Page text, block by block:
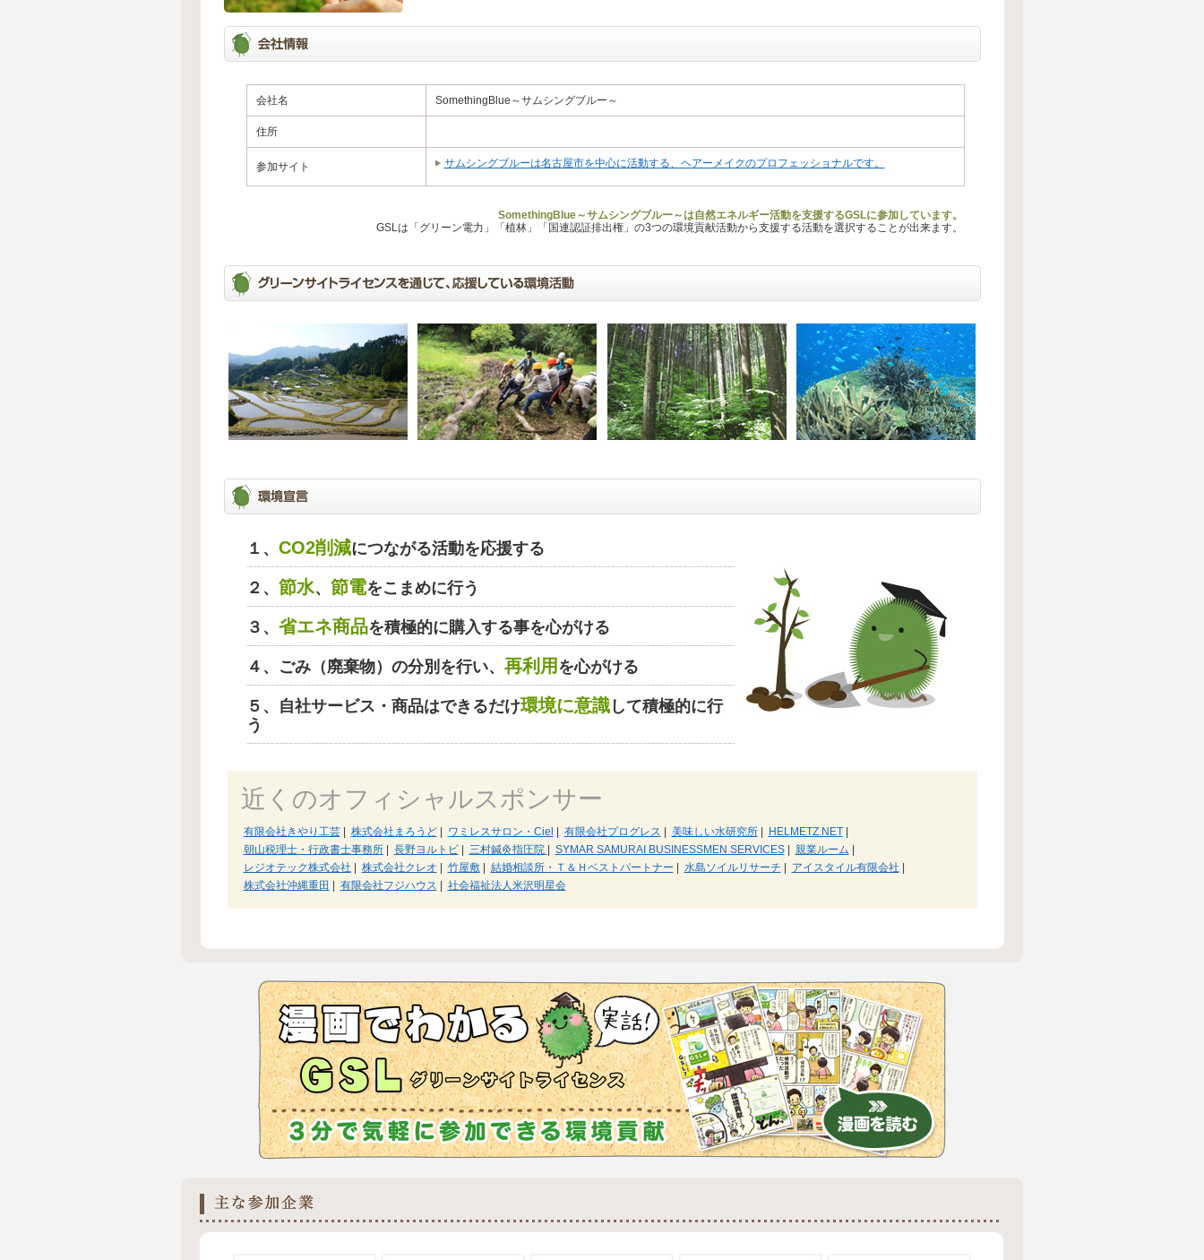
会社名 SomethingBlue～サムシングブルー～
住所
参加サイト サムシングブルーは名古屋市を中心に活動する、ヘアーメイクのプロフェッショナルです。
SomethingBlue～サムシングブルー～は自然エネルギー活動を支援するGSLに参加しています。
GSLは「グリーン電力」「植林」「国連認証排出権」の3つの環境貢献活動から支援する活動を選択することが出来ます。
１、 CO2削減につながる活動を応援する
２、 節水、 節電をこまめに行う
３、 省エネ商品を積極的に購入する事を心がける
４、ごみ（廃棄物）の分別を行い、 再利用 を心がける
５、自社サービス・商品はできるだけ環境に意識して積極的に行
う
近くのオフィシャルスポンサー
有限会社きやり工芸| 株式会社まろうど| ワミレスサロン・Ciel 有限会社プログレス 美味しい水研究所| HELMETZ.NET|
朝山税理士・行政書士事務所| 長野ヨルトビ| 三村鍼灸指圧院 SYMAR SAMURAI BUSINESSMEN SERVICES| 親業ルーム
レジオテック株式会社
株式会社クレオ 竹屋敷| 結婚相談所・Ｔ＆Ｈベストパートナー 水島ソイルリサーチ アイスタイル有限会社
株式会社沖縄重田
有限会社フジハウス 社会福祉法人米沢明星会